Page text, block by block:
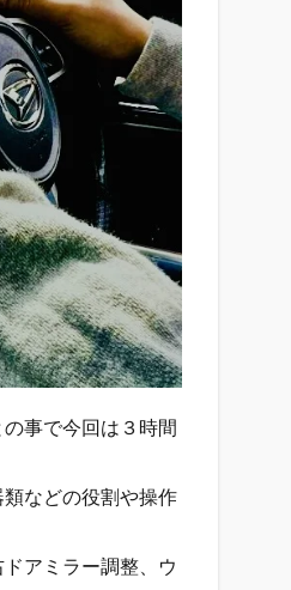
事で今回は３時間
などの役割や操作
アミラー調整、ウ